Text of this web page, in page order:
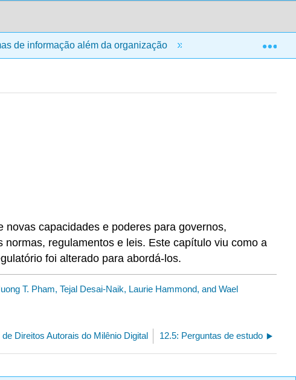
de informação além da organização 12: As
capacidades e poderes para governos,
regulamentos e leis. Este capítulo viu como a
foi alterado para abordá-los.
T. Pham, Tejal Desai-Naik, Laurie Hammond, and Wael
de Direitos Autorais do Milênio Digital 12.5: Perguntas de estudo